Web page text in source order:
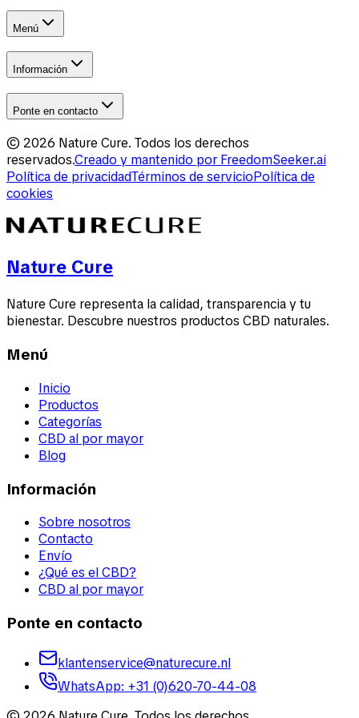
Menú
Información
Ponte en contacto
© 2026 Nature Cure. Todos los derechos
reservados.Creado y mantenido por FreedomSeeker.ai
Política de privacidadTérminos de servicioPolítica de
cookies
Nature Cure
Nature Cure representa la calidad, transparencia y tu
bienestar. Descubre nuestros productos CBD naturales.
Menú
Inicio
Productos
Categorías
CBD al por mayor
Blog
Información
Sobre nosotros
Contacto
Envío
¿Qué es el CBD?
CBD al por mayor
Ponte en contacto
klantenservice@naturecure.nl
WhatsApp: +31 (0)620-70-44-08